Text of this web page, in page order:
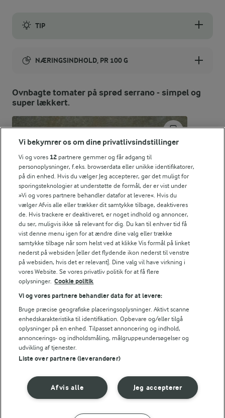
TIP
NÆRINGSINDHOLD, PR 100 G
1142 kJ / 273 kcal
Energifordeling
ENERGI PR 100 G
Fiber:
1,7 g
Protein:
9,5 g
Fedt:
11,9 g
Kulhydrat:
31,8 g
Ovnbagte tomater på sprød serrano - simpel og
super lækkert.
1 TIME 5 MIN
Sprøde skinkesnacks
Vi bekymrer os om dine privatlivsindstillinger
Vi og vores 12 partnere gemmer og får adgang til
personoplysninger, f.eks. browserdata eller unikke identifikatorer,
på din enhed. Hvis du vælger Jeg accepterer, gør det muligt for
sporingsteknologier at understøtte de formål, der er vist under
»Vi og vores partnere behandler datafor at levere«. Hvis du
vælger Afvis alle eller trækker dit samtykke tilbage, deaktiveres
de. Hvis trackere er deaktiveret, er noget indhold og annoncer,
du ser, muligvis ikke så relevant for dig. Du kan til enhver tid få
vist denne menu igen for at ændre dine valg eller trække
samtykke tilbage når som helst ved at klikke Vis formål på linket
nederst på websiden [eller det flydende ikon nederst til venstre
på websiden, hvis det er relevant]. Dine valg vil have virkning i
vores Website. Se vores privatliv politik for at få flere
oplysninger. Cookie politik
Vi og vores partnere behandler data for at levere:
Bruge præcise geografiske placeringsoplysninger. Aktivt scanne
enhedskarakteristika til identifikation. Opbevare og/eller tilgå
oplysninger på en enhed. Tilpasset annoncering og indhold,
annoncerings- og indholdsmåling, målgruppeundersøgelser og
udvikling af tjenester.
Liste over partnere (leverandører)
Jeg accepterer
Afvis alle